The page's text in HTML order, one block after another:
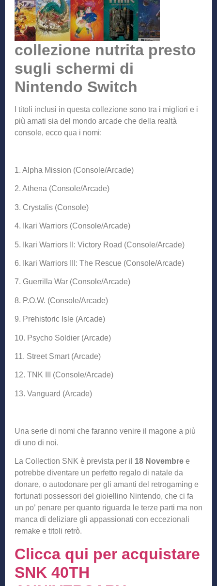
collezione nutrita presto
sugli schermi di
Nintendo Switch
I titoli inclusi in questa collezione sono tra i migliori e i
più amati sia del mondo arcade che della realtà
console, ecco qua i nomi:
1. Alpha Mission (Console/Arcade)
2. Athena (Console/Arcade)
3. Crystalis (Console)
4. Ikari Warriors (Console/Arcade)
5. Ikari Warriors II: Victory Road (Console/Arcade)
6. Ikari Warriors III: The Rescue (Console/Arcade)
7. Guerrilla War (Console/Arcade)
8. P.O.W. (Console/Arcade)
9. Prehistoric Isle (Arcade)
10. Psycho Soldier (Arcade)
11. Street Smart (Arcade)
12. TNK III (Console/Arcade)
13. Vanguard (Arcade)
Una serie di nomi che faranno venire il magone a più
di uno di noi.
La Collection SNK è prevista per il 18 Novembre e
potrebbe diventare un perfetto regalo di natale da
donare, o autodonare per gli amanti del retrogaming e
fortunati possessori del gioiellino Nintendo, che ci fa
un po’ penare per quanto riguarda le terze parti ma non
manca di deliziare gli appassionati con eccezionali
remake e titoli retrò.
Clicca qui per acquistare
SNK 40TH